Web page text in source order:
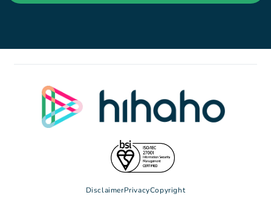
DisclaimerPrivacyCopyright